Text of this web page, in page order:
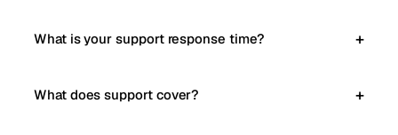
What is your support response time?
What does support cover?